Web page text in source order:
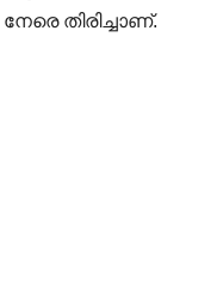
തിരിച്ചാണ്.